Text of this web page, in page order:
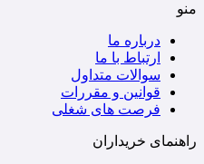
منو
درباره ما
ارتباط با ما
سوالات متداول
قوانین و مقررات
فرصت های شغلی
راهنمای خریداران